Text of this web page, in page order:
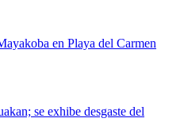
en Playa del Carmen
se exhibe desgaste del